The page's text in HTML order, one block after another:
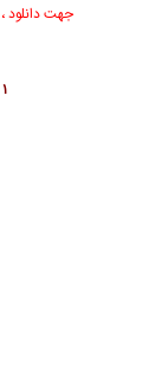
جهت دانلود
۱ – Tasnif Meykhaneh Khamoosh